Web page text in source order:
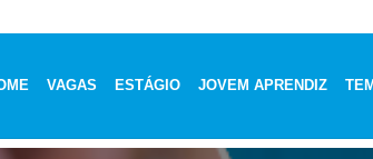
VAGAS ESTÁGIO JOVEM APRENDIZ